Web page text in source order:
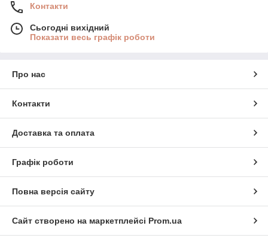
Контакти
Сьогодні вихідний
Показати весь графік роботи
Про нас
Контакти
Доставка та оплата
Графік роботи
Повна версія сайту
Сайт створено на маркетплейсі Prom.ua